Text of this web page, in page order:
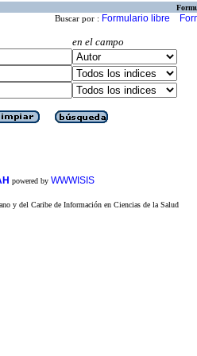
Buscar por : Formulario libre
en el campo
powered by WWWISIS
y del Caribe de Información en Ciencias de la Salud